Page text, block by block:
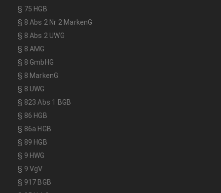
§ 75 HGB
§ 8 Abs 2 Nr 2 MarkenG
§ 8 Abs 2 UWG
§ 8 AMG
§ 8 GmbHG
§ 8 MarkenG
§ 8 UWG
§ 823 Abs 1 BGB
§ 86 HGB
§ 86a HGB
§ 89 HGB
§ 9 HWG
§ 9 VgV
§ 917 BGB